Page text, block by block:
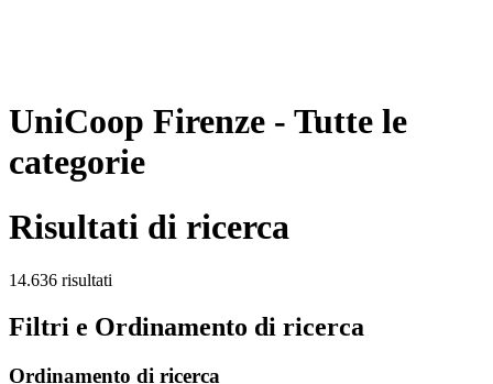
UniCoop Firenze - Tutte le
categorie
Risultati di ricerca
14.636 risultati
Filtri e Ordinamento di ricerca
Ordinamento di ricerca